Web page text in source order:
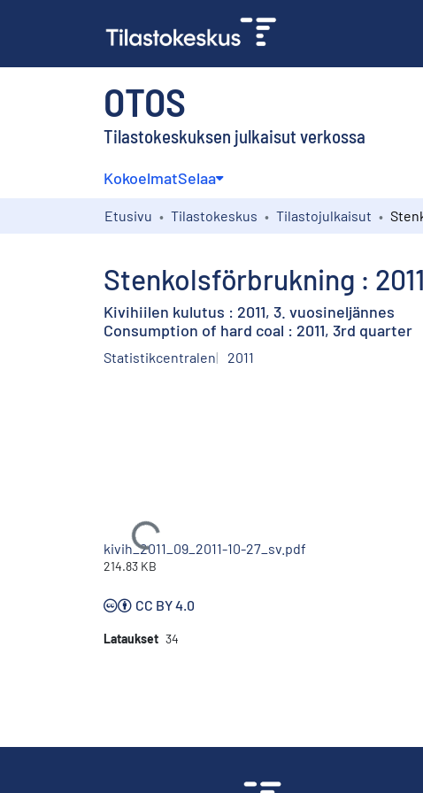
OTOS
Tilastokeskuksen julkaisut verkossa
KokoelmatSelaa
Etusivu Tilastokeskus Tilastojulkaisut
Stenkolsförbrukning :
Kivihiilen kulutus : 2011, 3. vuosineljännes
Consumption of hard coal : 2011, 3rd quarter
Statistikcentralen 2011
Ladataan...
kivih_2011_09_2011-10-27_sv.pdf
214.83 KB
CC BY 4.0
Lataukset 34